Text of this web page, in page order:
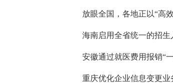
放眼全国，各地正以“高
海南启用全省统一的招生
安徽通过就医费用报销“
重庆优化企业信息变更